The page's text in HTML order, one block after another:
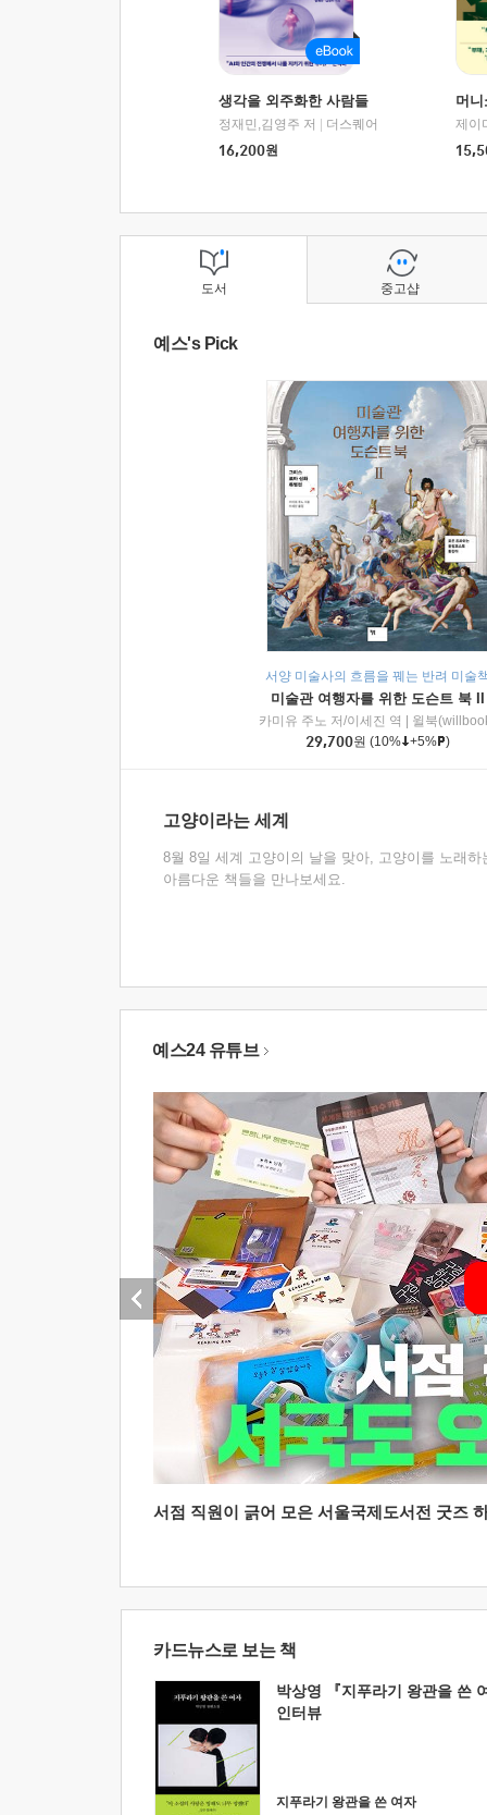
생각을 외주화한 사람들
정재민,김영주 저
더스퀘어
16,200원
머
도서
예스's Pick
서양 미술사의 흐름을 꿰는 반려 미술
미술관 여행자를 위한 도슨트 북 II
카미유 주노 저/이세진 역
윌북
29,700원 (10% +5% )
고양이라는 세계
8월 8일 세계 고양이의 날을 맞아, 고양이를 노래하
아름다운 책들을 만나보세요.
중고샵
예스24 유튜브
서점 직원이 긁어 모은 서울국제도서전 굿즈
카드뉴스로 보는 책
박상영 『지푸라기 왕관을 쓴
인터뷰
지푸라기 왕관을 쓴 여자